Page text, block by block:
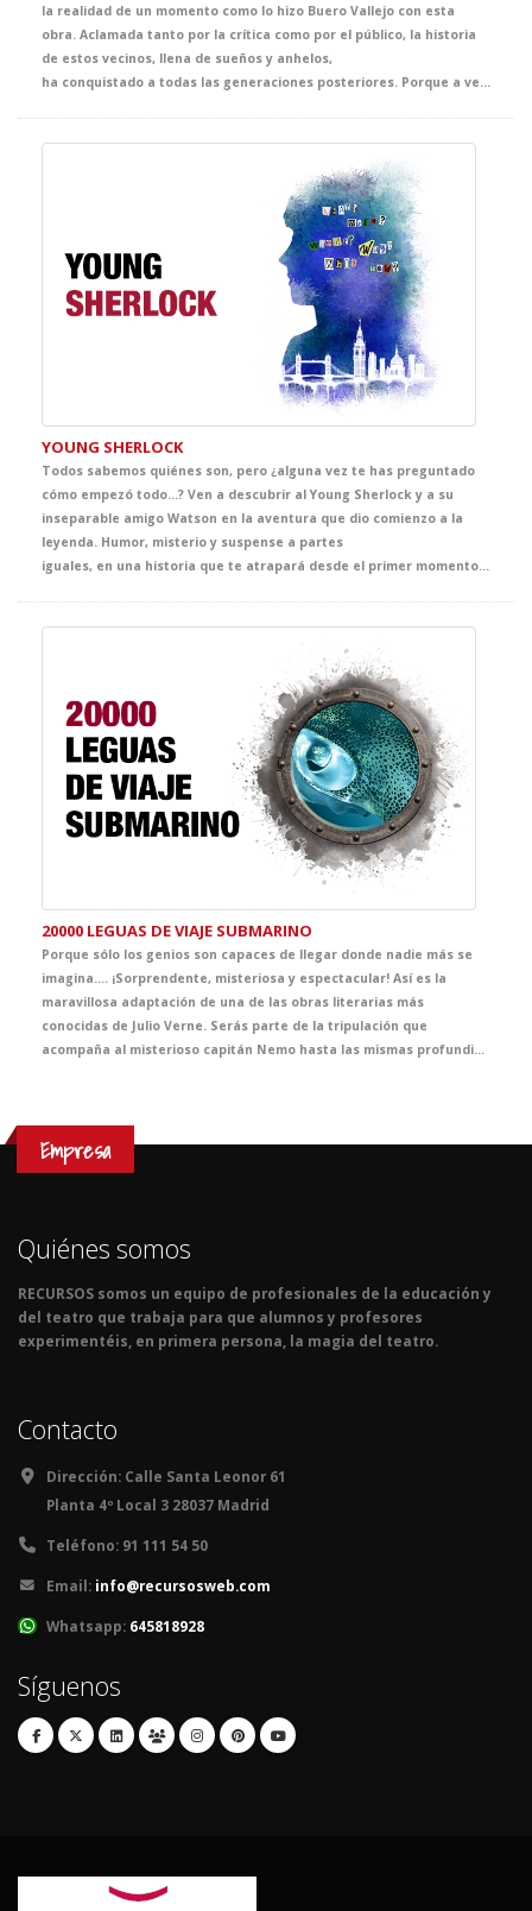
la realidad de un momento como lo hizo Buero Vallejo con esta
obra. Aclamada tanto por la crítica como por el público, la historia
de estos vecinos, llena de sueños y anhelos,
YOUNG SHERLOCK
Todos sabemos quiénes son, pero ¿alguna vez te has preguntado
cómo empezó todo...? Ven a descubrir al Young Sherlock y a su
inseparable amigo Watson en la aventura que dio comienzo a la
leyenda. Humor, misterio y suspense a partes
iguales, en una historia que te atrapará desde el primer momento. Perfectamente adaptado a su nivel, este espectáculo planteará muchas preguntas y una sola certeza: vas desenmascarar la mejor clase de Inglés del curso.
20000 LEGUAS DE VIAJE SUBMARINO
Porque sólo los genios son capaces de llegar donde nadie más se
imagina.... ¡Sorprendente, misteriosa y espectacular! Así es la
maravillosa adaptación de una de las obras literarias más
conocidas de Julio Verne. Serás parte de la tripulación que
acompaña al misterioso capitán Nemo hasta las mismas profundidades del mar en una aventura que recordarás para siempre. Un espectáculo emocionante que viene a demostrar cómo imaginar es, y será siempre, el primer paso de cualquier avance científico.
Empresa
Quiénes somos
RECURSOS somos un equipo de profesionales de la educación y
del teatro que trabaja para que alumnos y profesores
experimentéis, en primera persona, la magia del teatro.
Contacto
Dirección: Calle Santa Leonor 61
Planta 4º Local 3 28037 Madrid
Teléfono: 91 111 54 50
Email: info@recursosweb.com
Whatsapp: 645818928
Síguenos